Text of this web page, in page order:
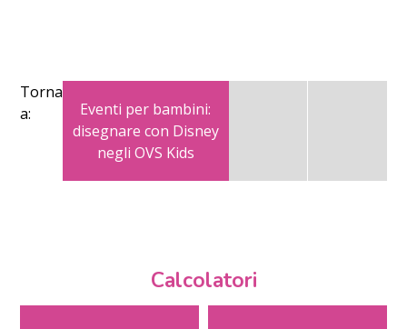
Torna
a:
Eventi per bambini:
disegnare con Disney
negli OVS Kids
Calcolatori